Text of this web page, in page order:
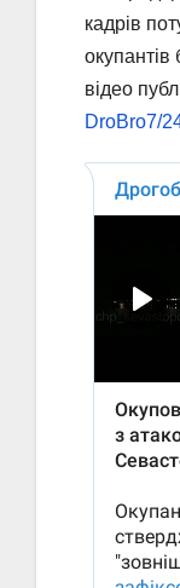
кадрів
відео
DroBro7/